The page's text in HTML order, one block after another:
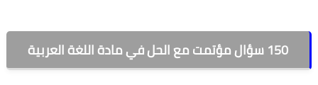
150 سؤال مؤتمت مع الحل في مادة اللغة العربية